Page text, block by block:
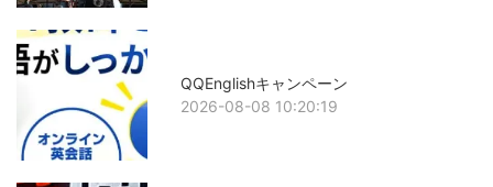
QQEnglishキャンペーン
2026-08-08 10:20:19